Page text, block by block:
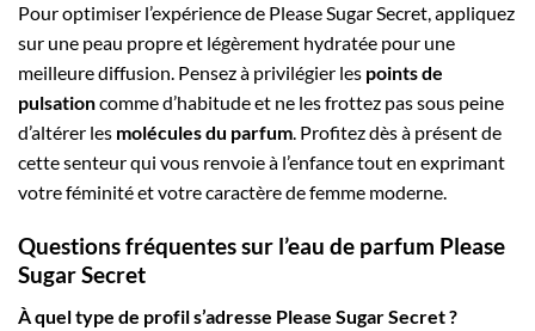
Pour optimiser l’expérience de Please Sugar Secret, appliquez
sur une peau propre et légèrement hydratée pour une
meilleure diffusion. Pensez à privilégier les points de
pulsationcomme d’habitude et ne les frottez pas sous peine
d’altérer les molécules du parfum. Profitez dès à présent de
cette senteur qui vous renvoie à l’enfance tout en exprimant
votre féminité et votre caractère de femme moderne.
Questions fréquentes sur l’eau de parfum Please
Sugar Secret
À quel type de profil s’adresse Please Sugar Secret ?